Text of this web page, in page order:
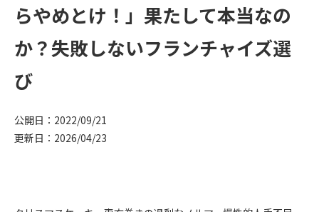
らやめとけ！」果たして本当なの
か？失敗しないフランチャイズ選
び
公開日：2022/09/21
更新日：2026/04/23